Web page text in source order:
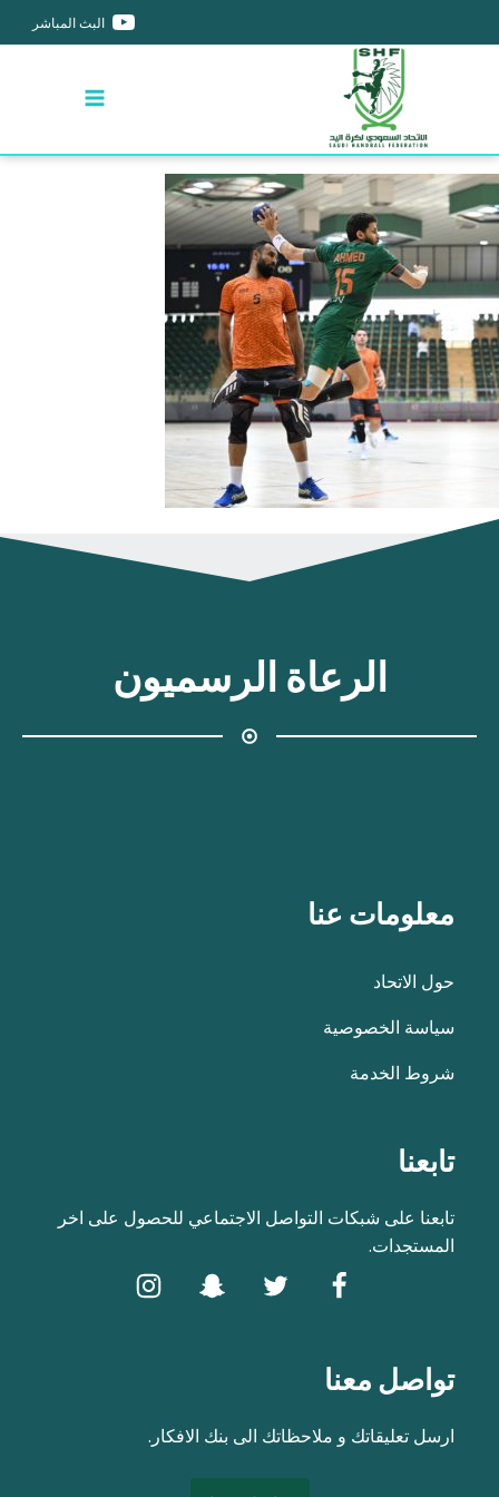
البث المباشر
الرعاة الرسميون
معلومات عنا
حول الاتحاد
سياسة الخصوصية
شروط الخدمة
تابعنا
تابعنا على شبكات التواصل الاجتماعي للحصول على اخر
المستجدات.
تواصل معنا
ارسل تعليقاتك و ملاحظاتك الى بنك الافكار.